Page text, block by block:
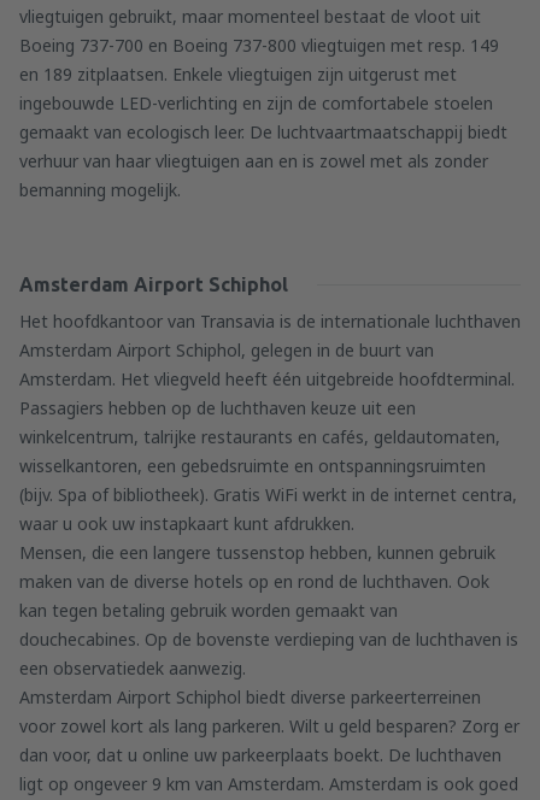
vliegtuigen gebruikt, maar momenteel bestaat de vloot uit
Boeing 737-700 en Boeing 737-800 vliegtuigen met resp. 149
en 189 zitplaatsen. Enkele vliegtuigen zijn uitgerust met
ingebouwde LED-verlichting en zijn de comfortabele stoelen
gemaakt van ecologisch leer. De luchtvaartmaatschappij biedt
verhuur van haar vliegtuigen aan en is zowel met als zonder
bemanning mogelijk.
Amsterdam Airport Schiphol
Het hoofdkantoor van Transavia is de internationale luchthaven
Amsterdam Airport Schiphol, gelegen in de buurt van
Amsterdam. Het vliegveld heeft één uitgebreide hoofdterminal.
Passagiers hebben op de luchthaven keuze uit een
winkelcentrum, talrijke restaurants en cafés, geldautomaten,
wisselkantoren, een gebedsruimte en ontspanningsruimten
(bijv. Spa of bibliotheek). Gratis WiFi werkt in de internet centra,
waar u ook uw instapkaart kunt afdrukken.
Mensen, die een langere tussenstop hebben, kunnen gebruik
maken van de diverse hotels op en rond de luchthaven. Ook
kan tegen betaling gebruik worden gemaakt van
douchecabines. Op de bovenste verdieping van de luchthaven is
een observatiedek aanwezig.
Amsterdam Airport Schiphol biedt diverse parkeerterreinen
voor zowel kort als lang parkeren. Wilt u geld besparen? Zorg er
dan voor, dat u online uw parkeerplaats boekt. De luchthaven
ligt op ongeveer 9 km van Amsterdam. Amsterdam is ook goed